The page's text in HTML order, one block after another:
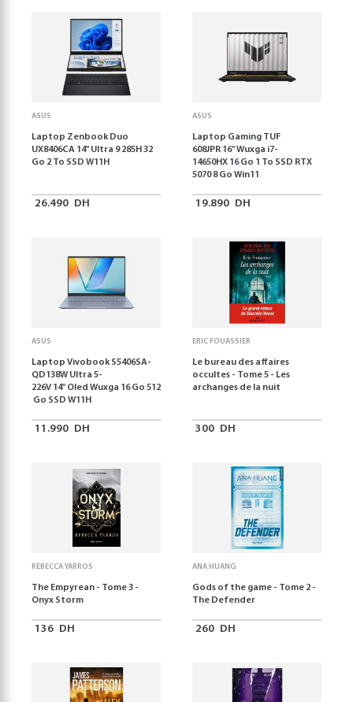
ASUS
Laptop Zenbook Duo
UX8406CA 14'' Ultra 9 285H 32
Go 2 To SSD W11H
26.490 DH
ASUS
Laptop Gaming TUF
608JPR 16'' Wuxga i7-
14650HX 16 Go 1 To SSD RTX
5070 8 Go Win11
19.890 DH
ASUS
Laptop Vivobook S5406SA-
QD138W Ultra 5-
226V 14" Oled Wuxga 16 Go 512
Go SSD W11H
11.990 DH
ERIC FOUASSIER
Le bureau des affaires
occultes - Tome 5 - Les
archanges de la nuit
300 DH
REBECCA YARROS
The Empyrean - Tome 3 -
Onyx Storm
136 DH
ANA HUANG
Gods of the game - Tome 2 -
The Defender
260 DH